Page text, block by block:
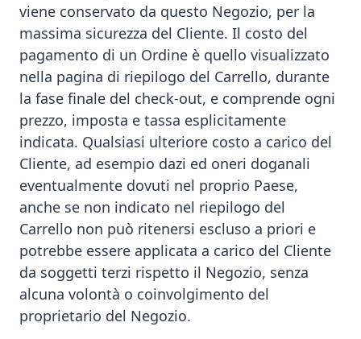
viene conservato da questo Negozio, per la
massima sicurezza del Cliente. Il costo del
pagamento di un Ordine è quello visualizzato
nella pagina di riepilogo del Carrello, durante
la fase finale del check-out, e comprende ogni
prezzo, imposta e tassa esplicitamente
indicata. Qualsiasi ulteriore costo a carico del
Cliente, ad esempio dazi ed oneri doganali
eventualmente dovuti nel proprio Paese,
anche se non indicato nel riepilogo del
Carrello non può ritenersi escluso a priori e
potrebbe essere applicata a carico del Cliente
da soggetti terzi rispetto il Negozio, senza
alcuna volontà o coinvolgimento del
proprietario del Negozio.